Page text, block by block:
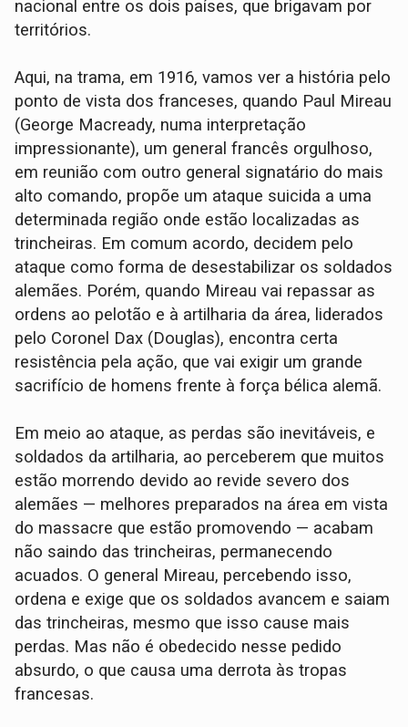
nacional entre os dois países, que brigavam por
territórios.
Aqui, na trama, em 1916, vamos ver a história pelo
ponto de vista dos franceses, quando Paul Mireau
(George Macready, numa interpretação
impressionante), um general francês orgulhoso,
em reunião com outro general signatário do mais
alto comando, propõe um ataque suicida a uma
determinada região onde estão localizadas as
trincheiras. Em comum acordo, decidem pelo
ataque como forma de desestabilizar os soldados
alemães. Porém, quando Mireau vai repassar as
ordens ao pelotão e à artilharia da área, liderados
pelo Coronel Dax (Douglas), encontra certa
resistência pela ação, que vai exigir um grande
sacrifício de homens frente à força bélica alemã.
Em meio ao ataque, as perdas são inevitáveis, e
soldados da artilharia, ao perceberem que muitos
estão morrendo devido ao revide severo dos
alemães — melhores preparados na área em vista
do massacre que estão promovendo — acabam
não saindo das trincheiras, permanecendo
acuados. O general Mireau, percebendo isso,
ordena e exige que os soldados avancem e saiam
das trincheiras, mesmo que isso cause mais
perdas. Mas não é obedecido nesse pedido
absurdo, o que causa uma derrota às tropas
francesas.